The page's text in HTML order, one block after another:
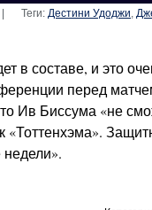
Теги: Дестини Удоджи,
в составе, и это
перед
Ив Биссума «не
«Тоттенхэма».
недели».